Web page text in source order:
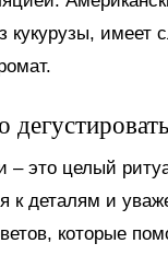
кукурузы, имеет
– это целый
к деталям и
которые